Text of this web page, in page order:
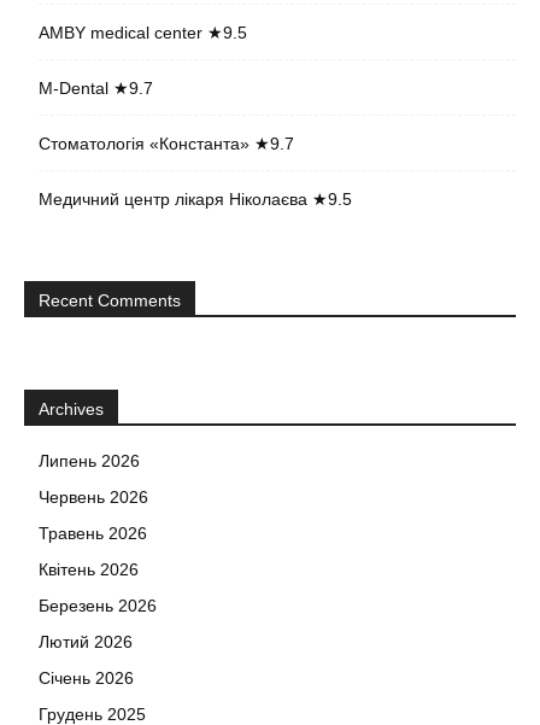
AMBY medical center ★9.5
M-Dental ★9.7
Стоматологія «Константа» ★9.7
Медичний центр лікаря Ніколаєва ★9.5
Recent Comments
Archives
Липень 2026
Червень 2026
Травень 2026
Квітень 2026
Березень 2026
Лютий 2026
Січень 2026
Грудень 2025